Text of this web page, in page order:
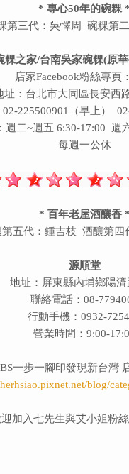
* 專心50年的碗粿 *
第三代：吳懌周 碗粿第
粿之家/台南吳家碗粿(原
店家Facebook粉絲專頁
址：台北市大同區長安西
225500901（早上）
週二~週五 6:30-17:00 週
每週一公休
* 百年老屋酒釀香 *
第五代：鍾吉枝 酒釀第四
源順堂
地址：屏東縣內埔鄉陽濟
聯絡電話：08-
行動手機：0932-
營業時間：9:00-
一步一腳印發現新台灣
blog/
加入七先生與艾小姐粉